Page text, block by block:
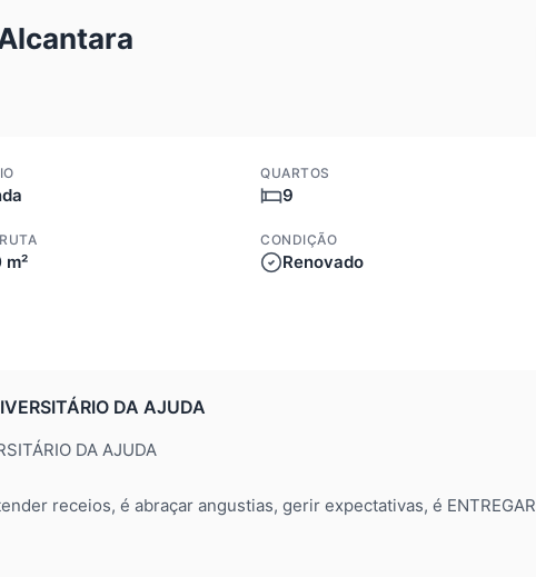
QUARTOS
9
m²
CONDIÇÃO
Renovado
DA AJUDA
DA AJUDA
receios, é abraçar angustias, gerir expectativas, é ENTREGAR